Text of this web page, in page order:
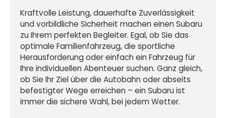
Kraftvolle Leistung, dauerhafte Zuverlässigkeit
und vorbildliche Sicherheit machen einen Subaru
zu Ihrem perfekten Begleiter. Egal, ob Sie das
optimale Familienfahrzeug, die sportliche
Herausforderung oder einfach ein Fahrzeug für
Ihre individuellen Abenteuer suchen. Ganz gleich,
ob Sie Ihr Ziel über die Autobahn oder abseits
befestigter Wege erreichen – ein Subaru ist
immer die sichere Wahl, bei jedem Wetter.